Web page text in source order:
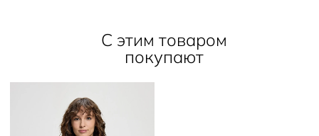
С этим товаром
покупают